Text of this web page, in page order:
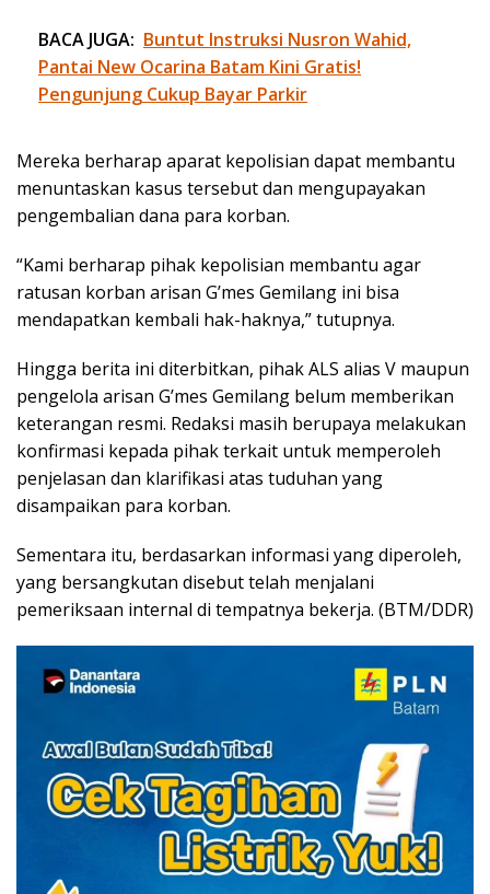
BACA JUGA: Buntut Instruksi Nusron Wahid,
Pantai New Ocarina Batam Kini Gratis!
Pengunjung Cukup Bayar Parkir
Mereka berharap aparat kepolisian dapat membantu
menuntaskan kasus tersebut dan mengupayakan
pengembalian dana para korban.
“Kami berharap pihak kepolisian membantu agar
ratusan korban arisan G’mes Gemilang ini bisa
mendapatkan kembali hak-haknya,” tutupnya.
Hingga berita ini diterbitkan, pihak ALS alias V maupun
pengelola arisan G’mes Gemilang belum memberikan
keterangan resmi. Redaksi masih berupaya melakukan
konfirmasi kepada pihak terkait untuk memperoleh
penjelasan dan klarifikasi atas tuduhan yang
disampaikan para korban.
Sementara itu, berdasarkan informasi yang diperoleh,
yang bersangkutan disebut telah menjalani
pemeriksaan internal di tempatnya bekerja. (BTM/DDR)